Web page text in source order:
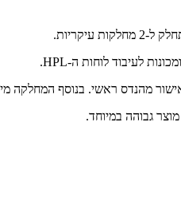
מהנדס ראשי. בנוסף המחלקה
גבוהה במיוחד.